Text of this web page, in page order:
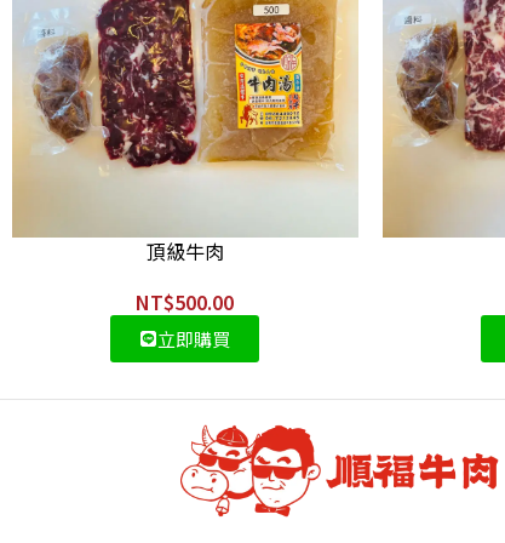
頂級牛肉
NT$500.00
立即購買